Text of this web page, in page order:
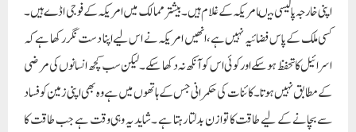
اپنی خارجہ پالیسی میںامریکہ کے غلام ہیں۔بیشتر ممالک میں امریکہ کے فوجی اڈے ہیں ۔
کسی ملک کے پاس فضائیہ نہیں ہے ،انھیں امریکہ نے اس لیے اپنا دست نگر رکھا ہے کہ
اسرائیل کا تحفظ ہوسکے اور کوئی اس کو آنکھ نہ دکھا سکے ۔لیکن سب کچھ انسانوں کی مرضی
کے مطابق نہیں ہوتا ۔کائنات کی حکمرانی جس کے ہاتھوں میں ہے وہ بھی اپنی زمین کو فساد
سے بچانے کے لیے طاقت کا توازن بدلتا رہتا ہے ۔شاید یہ وہی وقت ہے جب طاقت کا